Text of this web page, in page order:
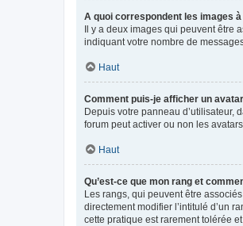
A quoi correspondent les images
Il y a deux images qui peuvent être
indiquant votre nombre de
Haut
Comment puis-je afficher un
Depuis votre panneau d’utilisateur,
forum peut activer ou non les
Haut
Qu’est-ce que mon rang et
Les rangs, qui peuvent être
directement modifier l’intitulé d’un
cette pratique est rarement tolérée